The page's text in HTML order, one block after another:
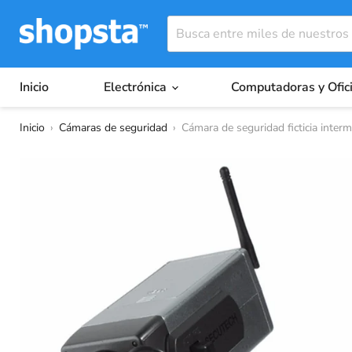
Inicio Electrónica Computadoras y
Inicio › Cámaras de seguridad › Cámara de seguridad ficticia